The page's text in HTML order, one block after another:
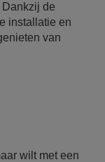
Dankzij de
installatie en
van
wilt met een